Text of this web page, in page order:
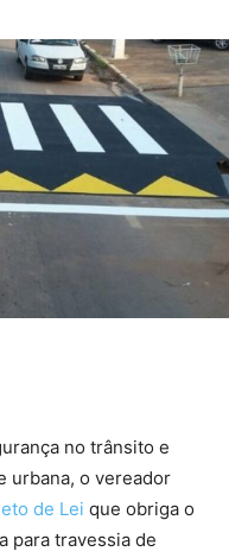
no trânsito e
urbana, o vereador
de Lei que obriga o
para travessia de